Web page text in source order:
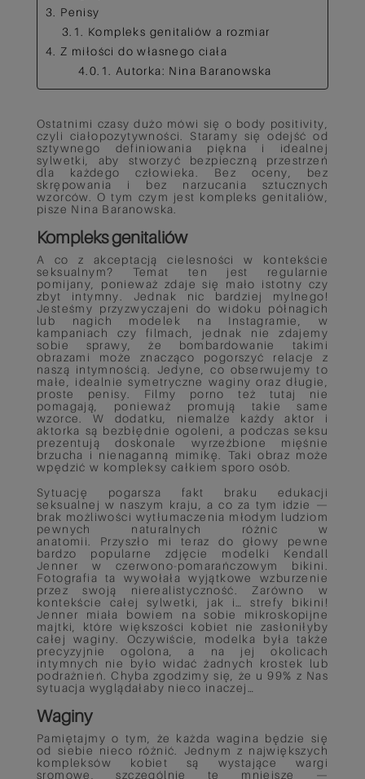
3. Penisy
3.1. Kompleks genitaliów a rozmiar
4. Z miłości do własnego ciała
4.0.1. Autorka: Nina Baranowska
Ostatnimi czasy dużo mówi się o body positivity,
czyli ciałopozytywności. Staramy się odejść od
sztywnego definiowania piękna i idealnej
sylwetki, aby stworzyć bezpieczną przestrzeń
dla każdego człowieka. Bez oceny, bez
skrępowania i bez narzucania sztucznych
wzorców. O tym czym jest kompleks genitaliów,
pisze Nina Baranowska.
Kompleks genitaliów
A co z akceptacją cielesności w kontekście
seksualnym? Temat ten jest regularnie
pomijany, ponieważ zdaje się mało istotny czy
zbyt intymny. Jednak nic bardziej mylnego!
Jesteśmy przyzwyczajeni do widoku półnagich
lub nagich modelek na Instagramie, w
kampaniach czy filmach, jednak nie zdajemy
sobie sprawy, że bombardowanie takimi
obrazami może znacząco pogorszyć relacje z
naszą intymnością. Jedyne, co obserwujemy to
małe, idealnie symetryczne waginy oraz długie,
proste penisy. Filmy porno też tutaj nie
pomagają, ponieważ promują takie same
wzorce. W dodatku, niemalże każdy aktor i
aktorka są bezbłędnie ogoleni, a podczas seksu
prezentują doskonale wyrzeźbione mięśnie
brzucha i nienaganną mimikę. Taki obraz może
wpędzić w kompleksy całkiem sporo osób.
Sytuację pogarsza fakt braku edukacji
seksualnej w naszym kraju, a co za tym idzie —
brak możliwości wytłumaczenia młodym ludziom
pewnych naturalnych różnic w
anatomii. Przyszło mi teraz do głowy pewne
bardzo popularne zdjęcie modelki Kendall
Jenner w czerwono-pomarańczowym bikini.
Fotografia ta wywołała wyjątkowe wzburzenie
przez swoją nierealistyczność. Zarówno w
kontekście całej sylwetki, jak i… strefy bikini!
Jenner miała bowiem na sobie mikroskopijne
majtki, które większości kobiet nie zasłoniłyby
całej waginy. Oczywiście, modelka była także
precyzyjnie ogolona, a na jej okolicach
intymnych nie było widać żadnych krostek lub
podrażnień. Chyba zgodzimy się, że u 99% z Nas
sytuacja wyglądałaby nieco inaczej…
Waginy
Pamiętajmy o tym, że każda wagina będzie się
od siebie nieco różnić. Jednym z największych
kompleksów kobiet są wystające wargi
sromowe, szczególnie te mniejsze —